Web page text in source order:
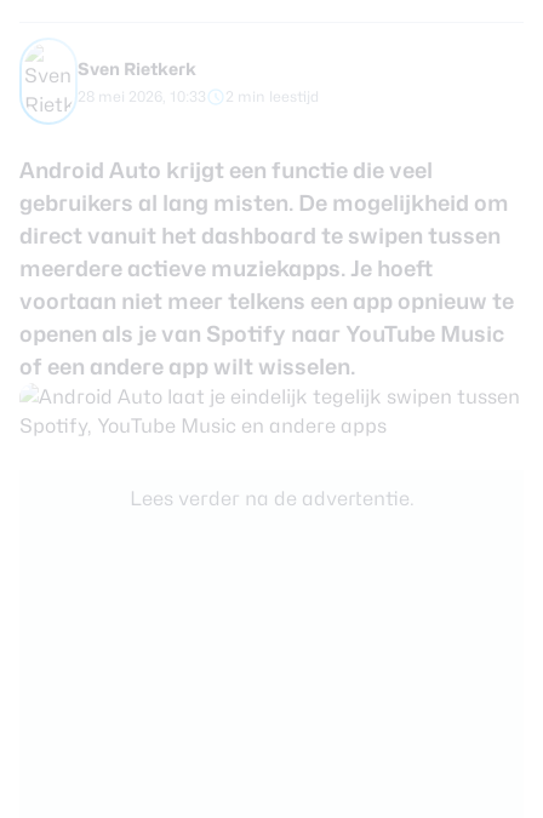
Sven Rietkerk
28 mei 2026, 10:33 2 min leestijd
Android Auto krijgt een functie die veel
gebruikers al lang misten. De mogelijkheid om
direct vanuit het dashboard te swipen tussen
meerdere actieve muziekapps. Je hoeft
voortaan niet meer telkens een app opnieuw te
openen als je van Spotify naar YouTube Music
of een andere app wilt wisselen.
Lees verder na de advertentie.
Login
Nieuwsbrief
Over ons